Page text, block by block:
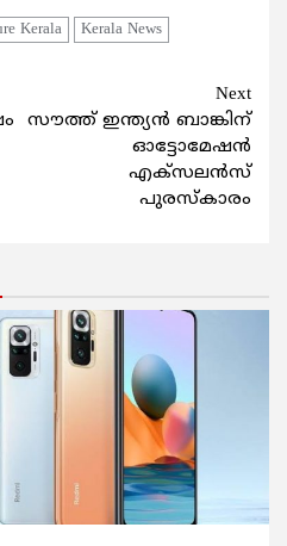
Kerala
Kerala News
Next
സൗത്ത് ഇന്ത്യൻ ബാങ്കിന്
ഓട്ടോമേഷൻ
എക്‌സലൻസ്
പുരസ്‌കാരം